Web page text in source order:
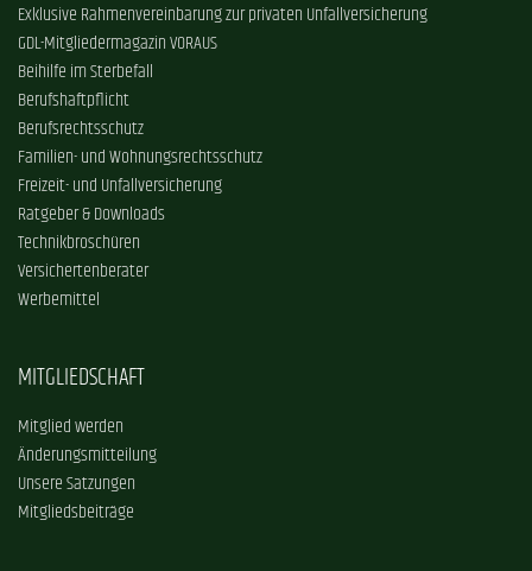
Exklusive Rahmenvereinbarung zur privaten Unfallversicherung
GDL-Mitgliedermagazin VORAUS
Beihilfe im Sterbefall
Berufshaftpflicht
Berufsrechtsschutz
Familien- und Wohnungsrechtsschutz
Freizeit- und Unfallversicherung
Ratgeber & Downloads
Technikbroschüren
Versichertenberater
Werbemittel
MITGLIEDSCHAFT
Mitglied werden
Änderungsmitteilung
Unsere Satzungen
Mitgliedsbeiträge